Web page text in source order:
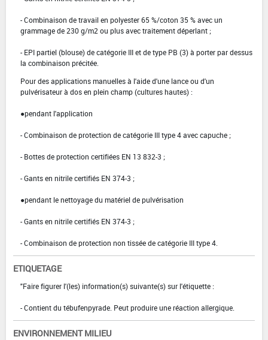
- Combinaison de travail en polyester 65 %/coton 35 % avec un
grammage de 230 g/m2 ou plus avec traitement déperlant ;
- EPI partiel (blouse) de catégorie III et de type PB (3) à porter par dessus
la combinaison précitée.
Pour des applications manuelles à l'aide d'une lance ou d'un
pulvérisateur à dos en plein champ (cultures hautes) :
●pendant l'application
- Combinaison de protection de catégorie III type 4 avec capuche ;
- Bottes de protection certifiées EN 13 832-3 ;
- Gants en nitrile certifiés EN 374-3 ;
●pendant le nettoyage du matériel de pulvérisation
- Gants en nitrile certifiés EN 374-3 ;
- Combinaison de protection non tissée de catégorie III type 4.
ETIQUETAGE
"Faire figurer l'(les) information(s) suivante(s) sur l'étiquette :
- Contient du tébufenpyrade. Peut produire une réaction allergique.
ENVIRONNEMENT MILIEU